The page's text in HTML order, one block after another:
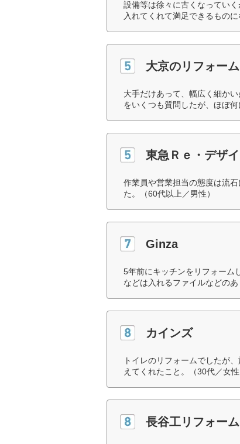
設備等は徐々に古くなってい
入れてくれて満足できるもの
大京のリフォーム
大手だけあって、幅広く細か
をいくつも質問したが、ほぼ
東急Ｒｅ・デザ
作業員や営業担当の態度は流
た。（60代以上／男性）
Ginza
5年前にキッチンをリフォーム
などは入れるファイルなどの
カインズ
トイレのリフォームでしたが
えてくれたこと。（30代／女性
長谷工リフォーム